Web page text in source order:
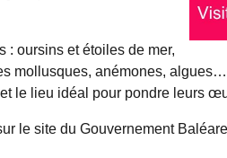
: oursins et étoiles de mer,
mollusques, anémones,
le lieu idéal pour pondre leurs
le site du Gouvernement Baléare